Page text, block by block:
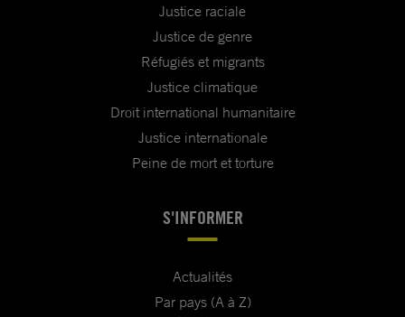
Justice raciale
Justice de genre
Réfugiés et migrants
Justice climatique
Droit international humanitaire
Justice internationale
Peine de mort et torture
S'INFORMER
Actualités
Par pays (A à Z)